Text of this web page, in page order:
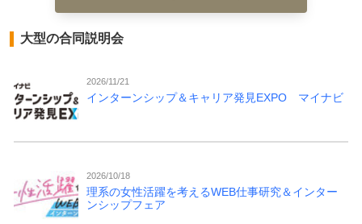
大型の合同説明会
2026/11/21
インターンシップ＆キャリア発見EXPO マイナビ
2026/10/18
理系の女性活躍を考えるWEB仕事研究＆インター
ンシップフェア